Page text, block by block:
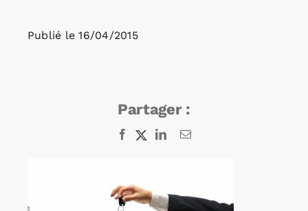
Rechercher:
Publié le 16/04/2015
Partager :
Facebook
X LinkedInEmail